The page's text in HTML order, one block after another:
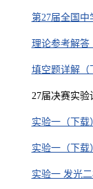
第27届全国中
理论参考解答
填空题详解（
27届决赛实验
实验一（下载
实验一（下载
实验一 发光